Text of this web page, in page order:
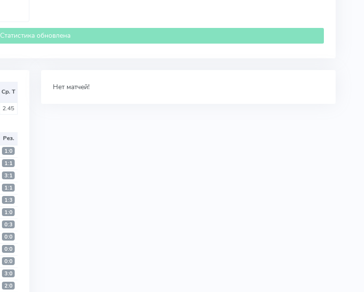
Статистика обновлена
Ср. Т
2.45
Рез.
1:0
1:1
3:1
1:1
1:3
1:0
0:3
0:0
0:0
0:0
3:0
2:0
Нет матчей!